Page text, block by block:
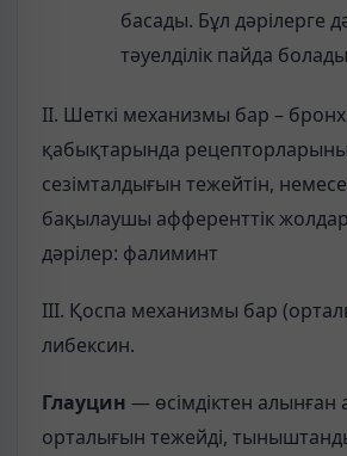
басады. Бұл дәрілерге
тәуелділік пайда
ІІ. Шеткі механизмы бар –
қабықтарында
сезімталдығын тежейтін,
бақылаушы афференттік
дәрілер: фалиминт
ІІІ. Қоспа механизмы бар
либексин.
Глауцин — өсімдіктен алынған
орталығын тежейді,